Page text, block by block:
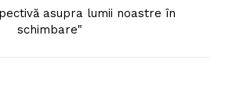
asupra lumii noastre în
schimbare"